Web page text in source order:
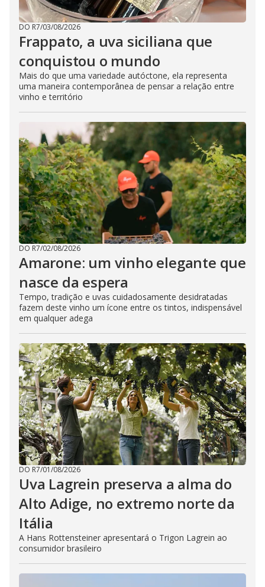
DO R7/03/08/2026
Frappato, a uva siciliana que
conquistou o mundo
Mais do que uma variedade autóctone, ela representa
uma maneira contemporânea de pensar a relação entre
vinho e território
DO R7/02/08/2026
Amarone: um vinho elegante que
nasce da espera
Tempo, tradição e uvas cuidadosamente desidratadas
fazem deste vinho um ícone entre os tintos, indispensável
em qualquer adega
DO R7/01/08/2026
Uva Lagrein preserva a alma do
Alto Adige, no extremo norte da
Itália
A Hans Rottensteiner apresentará o Trigon Lagrein ao
consumidor brasileiro